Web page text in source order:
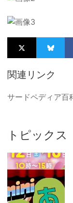
関連リンク
サードペディア百
トピックス